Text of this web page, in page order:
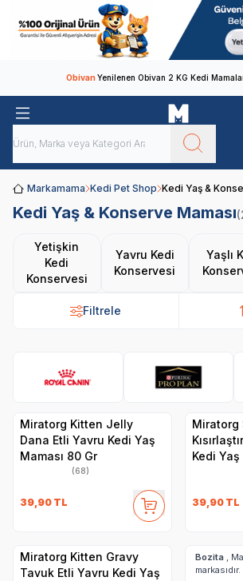
ObivanYenilenen Obivan 2 KG Kedi
Markamama Kedi Pet Shop Kedi Yaş &
Kedi Yaş & Konserve Maması
Yetişkin
Kedi
Konservesi
Yavru Kedi
Konservesi
Yaşlı
Filtrele
Miratorg Kitten Jelly
Dana Etli Yavru Kedi Yaş
Maması 80 Gr
(68)
39,90 TL
Miratorg
Kedi Yaş
39,90 TL
Miratorg Kitten Gravy
Tavuk Etli Yavru Kedi Yaş
Bozita ,
markasıdır.